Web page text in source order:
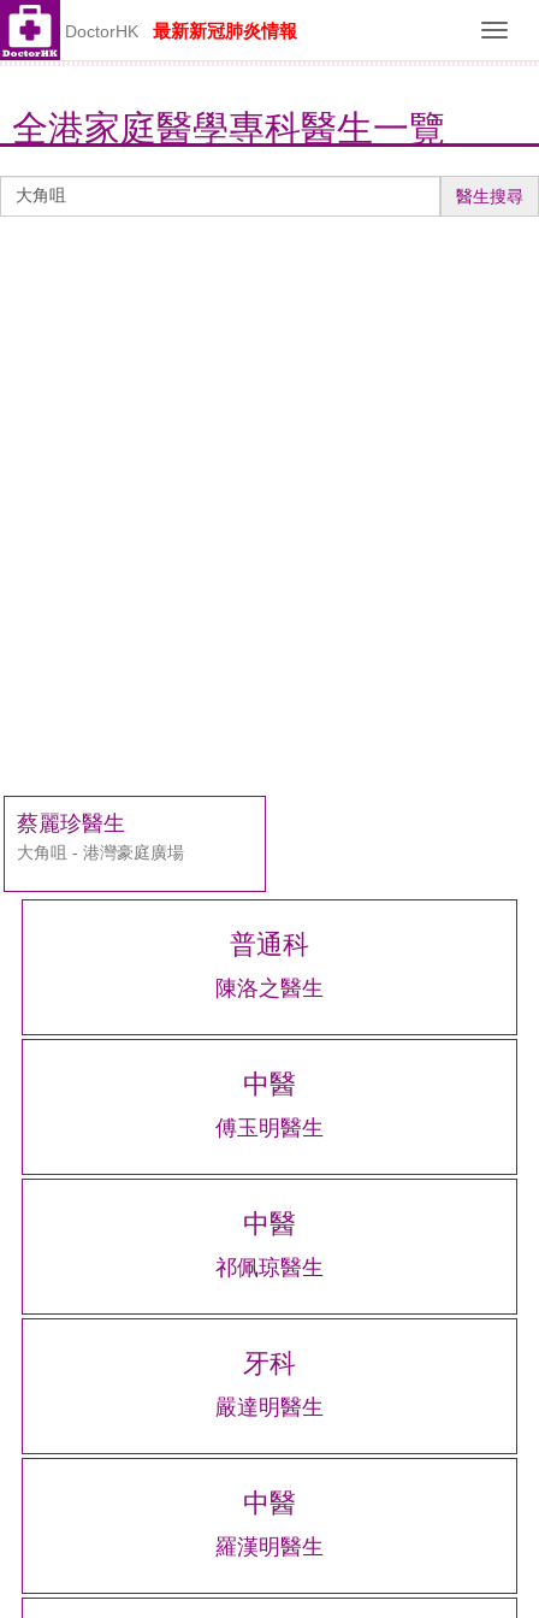
DoctorHK 最新新冠肺炎情報
全港家庭醫學專科醫生一覽
生
醫生搜尋
蔡麗珍醫生
大角咀 - 港灣豪庭廣場
普通科
陳洛之醫生
中醫
傅玉明醫生
中醫
祁佩琼醫生
牙科
嚴達明醫生
中醫
羅漢明醫生